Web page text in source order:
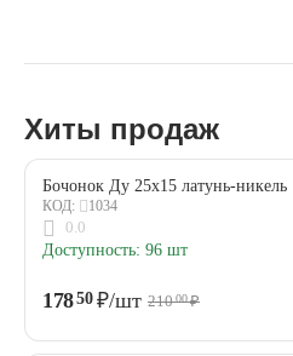
Хиты продаж
Бочонок Ду 25х15 латунь-никель
КОД: 1034
0.0
Доступность: 96 шт
17850 ₽/шт 21000₽